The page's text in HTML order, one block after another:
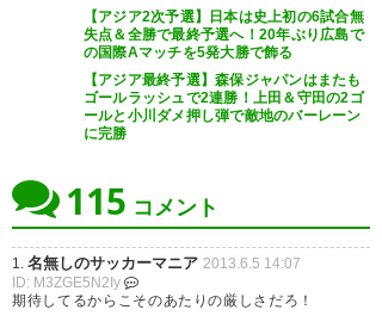
【アジア2次予選】日本は史上初の6試合無
失点＆全勝で最終予選へ！20年ぶり広島で
の国際Aマッチを5発大勝で飾る
【アジア最終予選】森保ジャパンはまたも
ゴールラッシュで2連勝！上田＆守田の2ゴ
ールと小川ダメ押し弾で敵地のバーレーン
に完勝
115 コメント
1. 名無しのサッカーマニア 2013.6.5 14:07
ID: M3ZGE5N2Iy
期待してるからこそのあたりの厳しさだろ！